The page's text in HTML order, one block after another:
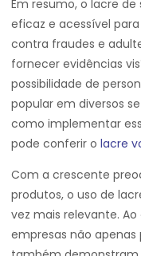
Em resumo, o lacre
eficaz e acessível
contra fraudes e
fornecer evidências
possibilidade de
popular em diversos
como implementar
pode conferir o lacre
Com a crescente
produtos, o uso de
vez mais relevante.
empresas não